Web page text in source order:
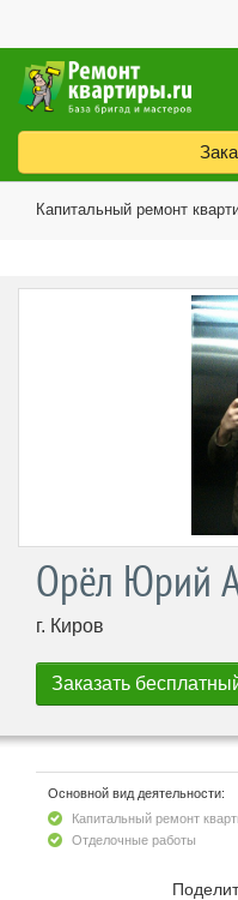
Капитальный ремонт
Орёл Юрий
г. Киров
Основной вид деятельности:
Капитальный ремонт
Отделочные работы